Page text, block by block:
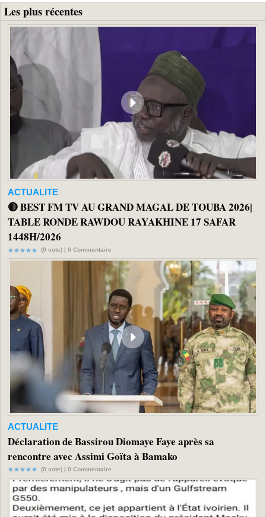
Les plus récentes
ACTUALITE
🔴 BEST FM TV AU GRAND MAGAL DE TOUBA 2026|
TABLE RONDE RAWDOU RAYAKHINE 17 SAFAR
1448H/2026
(0 vote) | 0 Commentaire
ACTUALITE
Déclaration de Bassirou Diomaye Faye après sa
rencontre avec Assimi Goïta à Bamako
(0 vote) | 0 Commentaire